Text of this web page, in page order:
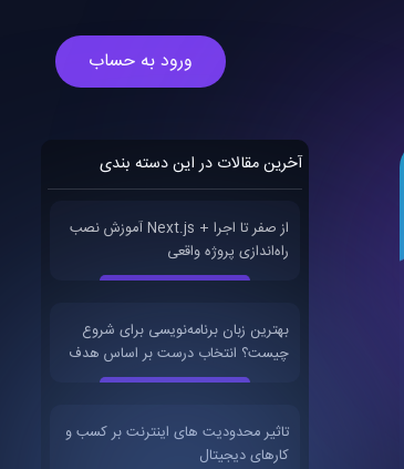
ورود به حساب
آخرین مقالات در این دسته بندی
آموزش نصب Next.js از صفر تا اجرا +
راه‌اندازی پروژه واقعی
بهترین زبان برنامه‌نویسی برای شروع
چیست؟ انتخاب درست بر اساس هدف
تاثیر محدودیت های اینترنت بر کسب و
کارهای دیجیتال